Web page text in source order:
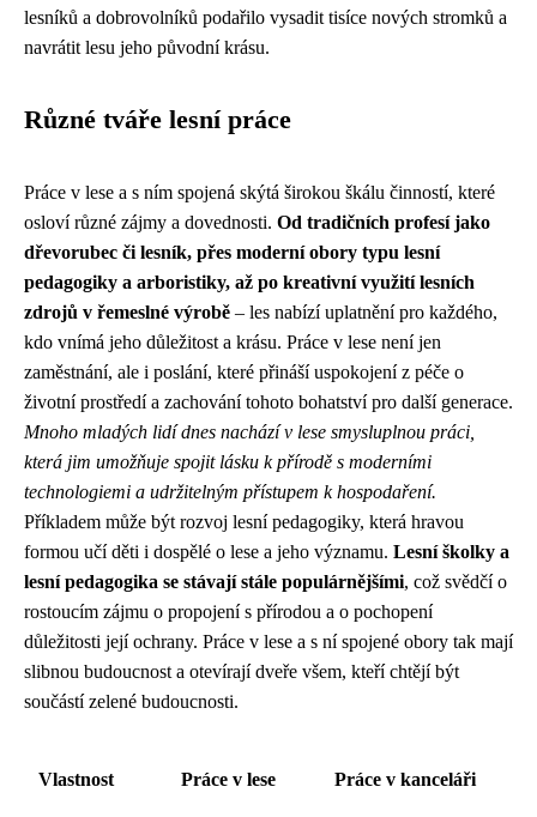
lesníků a dobrovolníků podařilo vysadit tisíce nových stromků a
navrátit lesu jeho původní krásu.
Různé tváře lesní práce
Práce v lese a s ním spojená skýtá širokou škálu činností, které
osloví různé zájmy a dovednosti. Od tradičních profesí jako
dřevorubec či lesník, přes moderní obory typu lesní
pedagogiky a arboristiky, až po kreativní využití lesních
zdrojů v řemeslné výrobě – les nabízí uplatnění pro každého,
kdo vnímá jeho důležitost a krásu. Práce v lese není jen
zaměstnání, ale i poslání, které přináší uspokojení z péče o
životní prostředí a zachování tohoto bohatství pro další generace.
Mnoho mladých lidí dnes nachází v lese smysluplnou práci,
která jim umožňuje spojit lásku k přírodě s moderními
technologiemi a udržitelným přístupem k hospodaření.
Příkladem může být rozvoj lesní pedagogiky, která hravou
formou učí děti i dospělé o lese a jeho významu. Lesní školky a
lesní pedagogika se stávají stále populárnějšími, což svědčí o
rostoucím zájmu o propojení s přírodou a o pochopení
důležitosti její ochrany. Práce v lese a s ní spojené obory tak mají
slibnou budoucnost a otevírají dveře všem, kteří chtějí být
součástí zelené budoucnosti.
Vlastnost Práce v lese Práce v kanceláři